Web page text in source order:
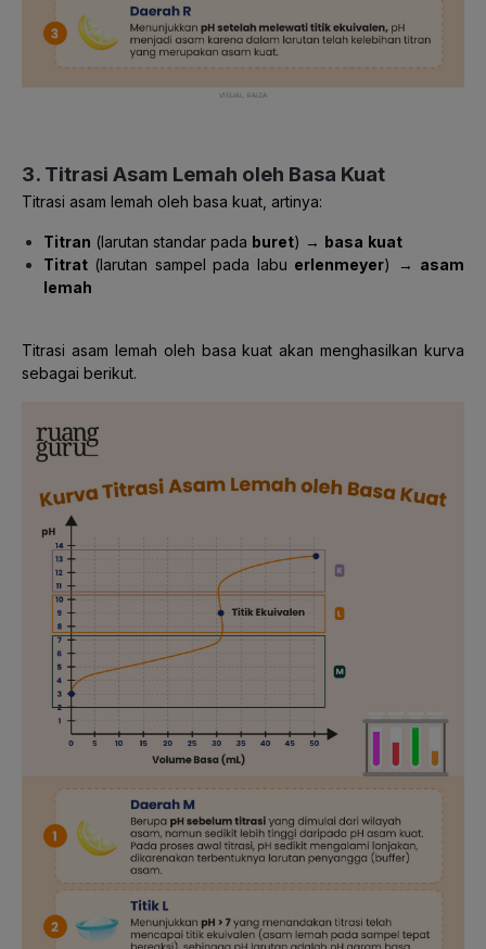
3. Titrasi Asam Lemah oleh Basa Kuat
Titrasi asam lemah oleh basa kuat, artinya:
Titran (larutan standar pada buret) → basa kuat
Titrat (larutan sampel pada labu erlenmeyer) → asam
lemah
Titrasi asam lemah oleh basa kuat akan menghasilkan kurva
sebagai berikut.